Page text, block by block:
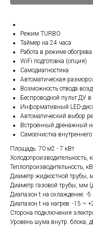
Режим TURBO
Таймер на 24 часа
Работа в режиме
WiFi подготовка (опция)
Самодиагностика
Автоматическая
Возможность отвода
Беспроводной пульт ДУ в
Информативный LED-
Автоматический выбор
Встроенный дренажный
Самоочистка внутреннего
Площадь: 70 м2 - 7 кВт
Холодопроизводительность,
Теплопроизводительность,
Диаметр жидкостной
Диаметр газовой трубы, мм
Диапазон t на охлаждение: -5
Диапазон t на нагрев: -15 ~
Сторона подключения
Уровень шума внутр. блока,